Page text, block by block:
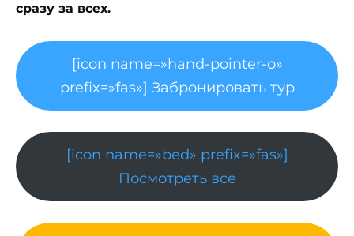
сразу за всех.
[icon name=»hand-pointer-o»
prefix=»fas»] Забронировать тур
[icon name=»bed» prefix=»fas»]
Посмотреть все